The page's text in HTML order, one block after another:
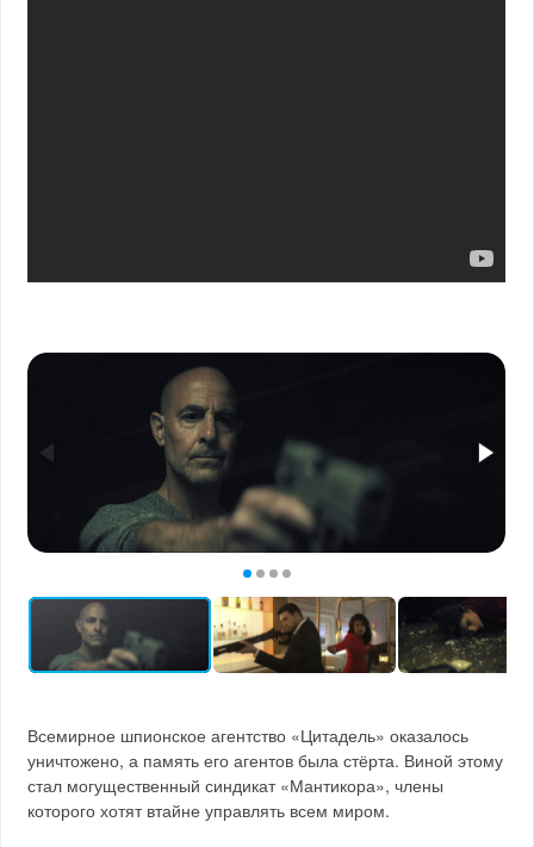
Всемирное шпионское агентство «Цитадель» оказалось
уничтожено, а память его агентов была стёрта. Виной этому
стал могущественный синдикат «Мантикора», члены
которого хотят втайне управлять всем миром.